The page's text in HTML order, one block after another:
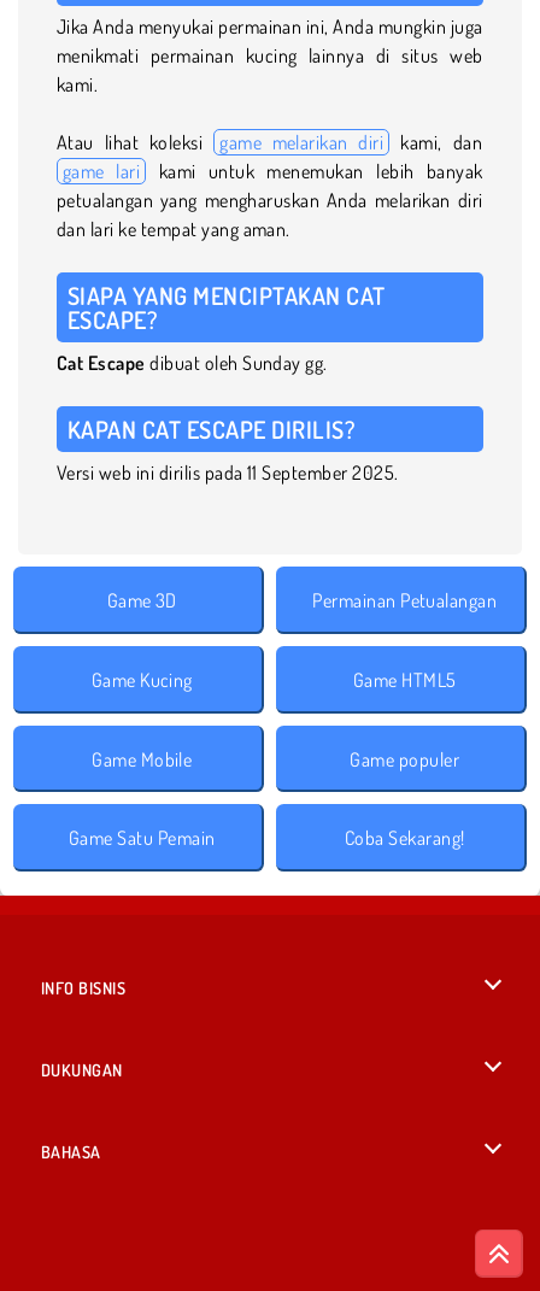
Jika Anda menyukai permainan ini, Anda mungkin juga
menikmati permainan kucing lainnya di situs web
kami.
Atau lihat koleksi game melarikan diri
kami, dan
game lari
kami untuk menemukan lebih banyak
petualangan yang mengharuskan Anda melarikan diri
dan lari ke tempat yang aman.
SIAPA YANG MENCIPTAKAN CAT
ESCAPE?
Cat Escape dibuat oleh Sunday gg.
KAPAN CAT ESCAPE DIRILIS?
Versi web ini dirilis pada 11 September 2025.
Game 3D Permainan Petualangan
Game Kucing Game HTML5
Game Mobile Game populer
Game Satu Pemain Coba Sekarang!
INFO BISNIS
DUKUNGAN
BAHASA